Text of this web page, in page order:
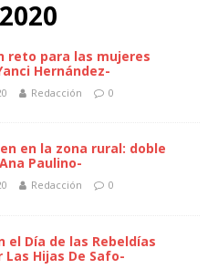
reto para las mujeres
Hernández-
Redacción 0
en la zona rural: doble
Paulino-
Redacción 0
el Día de las Rebeldías
Las Hijas De Safo-